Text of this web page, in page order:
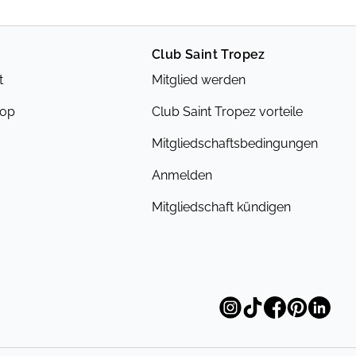
Club Saint Tropez
Mitglied werden
Club Saint Tropez vorteile
Mitgliedschaftsbedingungen
Anmelden
Mitgliedschaft kündigen